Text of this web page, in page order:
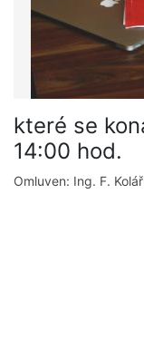
které se
14:00 hod.
Omluven: Ing. F. Kolář